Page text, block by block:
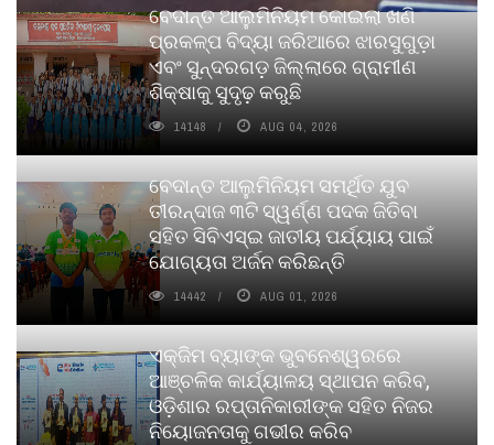
ବେଦାନ୍ତ ଆଲୁମିନିୟମ କୋଇଲା ଖଣି
ପ୍ରକଳ୍ପ ବିଦ୍ୟା ଜରିଆରେ ଝାରସୁଗୁଡ଼ା
ଏବଂ ସୁନ୍ଦରଗଡ଼ ଜିଲ୍ଲାରେ ଗ୍ରାମୀଣ
ଶିକ୍ଷାକୁ ସୁଦୃଢ଼ କରୁଛି
14148 AUG 04, 2026
ବେଦାନ୍ତ ଆଲୁମିନିୟମ ସମର୍ଥିତ ଯୁବ
ତୀରନ୍ଦାଜ ୩ଟି ସ୍ୱର୍ଣ୍ଣ ପଦକ ଜିତିବା
ସହିତ ସିବିଏସ୍ଇ ଜାତୀୟ ପର୍ଯ୍ୟାୟ ପାଇଁ
ଯୋଗ୍ୟତା ଅର୍ଜନ କରିଛନ୍ତି
14442 AUG 01, 2026
ଏକ୍ଜିମ ବ୍ୟାଙ୍କ ଭୁବନେଶ୍ୱରରେ
ଆଞ୍ଚଳିକ କାର୍ଯ୍ୟାଳୟ ସ୍ଥାପନ କରିବ,
ଓଡ଼ିଶାର ରପ୍ତାନିକାରୀଙ୍କ ସହିତ ନିଜର
ନିୟୋଜନତାକୁ ଗଭୀର କରିବ